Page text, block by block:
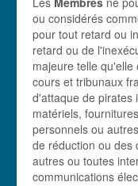
ou considérés
pour tout retard ou
retard ou de
majeure telle
cours et tribunaux
d'attaque de pirates
matériels,
personnels ou
de réduction ou des
autres ou toutes
communications